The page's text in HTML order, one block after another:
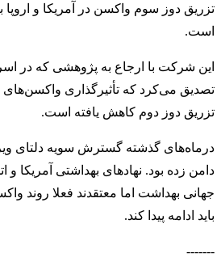
تزریق دوز سوم واکسن در آمریکا و
است.
این شرکت با ارجاع به پژوهشی که در
تصدیق می‌کرد که تأثیرگذاری
تزریق دوز دوم کاهش یافته است.
درماه‌های گذشته گسترش سویه دلتای
دامن زده بود. نهادهای بهداشتی آمریکا و
جهانی بهداشت اما معتقدند فعلا روند
باید ادامه پیدا کند.
-------